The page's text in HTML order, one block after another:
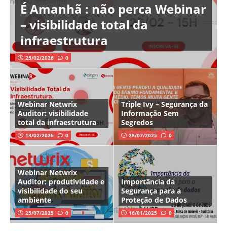
É Amanhã : não perca Webinar
– visibilidade total da
infraestrutura
25/02/2026 0
Webinar Netwrix
Auditor: visibilidade
total da infraestrutura
13/02/2026 0
Triple Ivy – Segurança da
Informação Sem
Segredos
28/07/2025 0
Webinar Netwrix
Auditor: produtividade e
visibilidade do seu
ambiente
25/07/2025 0
Importância da
Segurança para a
Proteção de Dados
16/01/2025 0